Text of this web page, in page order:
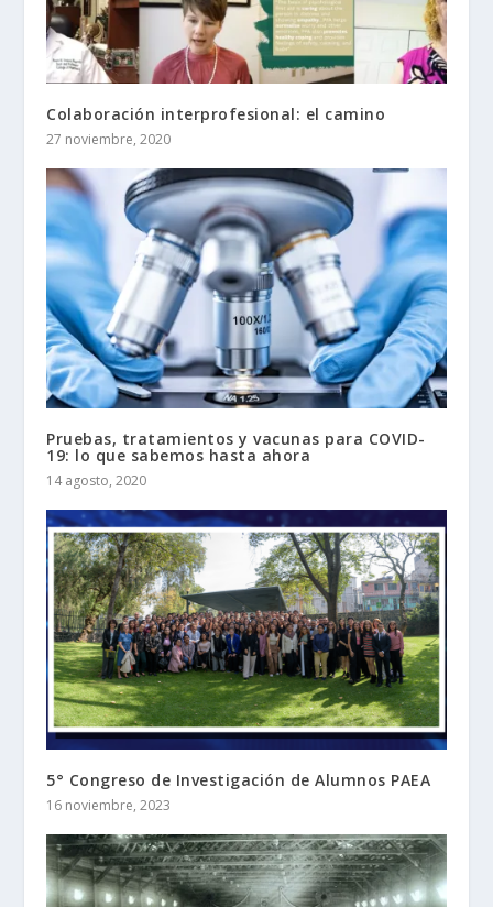
Colaboración interprofesional: el camino
27 noviembre, 2020
Pruebas, tratamientos y vacunas para COVID-
19: lo que sabemos hasta ahora
14 agosto, 2020
5° Congreso de Investigación de Alumnos PAEA
16 noviembre, 2023